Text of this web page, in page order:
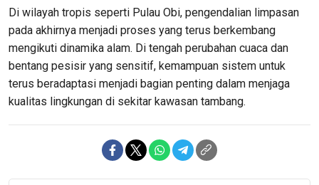
Di wilayah tropis seperti Pulau Obi, pengendalian limpasan
pada akhirnya menjadi proses yang terus berkembang
mengikuti dinamika alam. Di tengah perubahan cuaca dan
bentang pesisir yang sensitif, kemampuan sistem untuk
terus beradaptasi menjadi bagian penting dalam menjaga
kualitas lingkungan di sekitar kawasan tambang.